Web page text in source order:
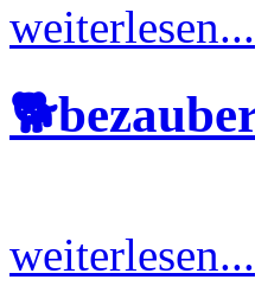
weiterlesen...
weiterlesen...